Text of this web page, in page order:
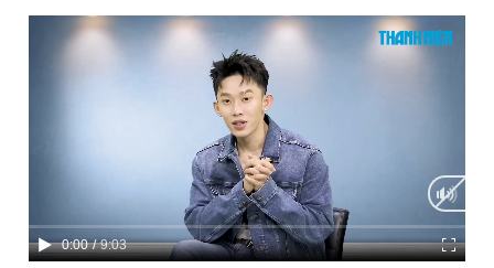
Tổng biên tập: Nguyễn Ngọc Toàn
Phó tổng biên tập thường trực: Hải Thành
Phó tổng biên tập: Lâm Hiếu Dũng
Phó tổng biên tập: Trần Việt Hưng
Tổng thư ký tòa soạn: Đức Trung
Giấy phép xuất bản số 110/GP - BTTTT cấp ngày 24.3.2020
© 2003-2026 Bản quyền thuộc về Báo Thanh Niên. Cấm sao
chép dưới mọi hình thức nếu không có sự chấp thuận bằng văn
bản. Phát triển bởi ePi Technologies, JSC.
C
0:00 / D
9:03